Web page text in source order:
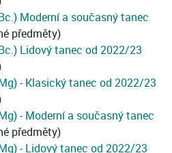
Moderní a současný tanec
předměty)
Lidový tanec od 2022/23
- Klasický tanec od 2022/23
- Moderní a současný tanec
předměty)
- Lidový tanec od 2022/23